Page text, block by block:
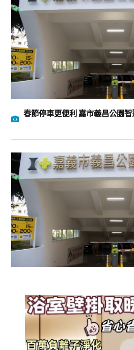
春節停車更便利 嘉市義昌公園